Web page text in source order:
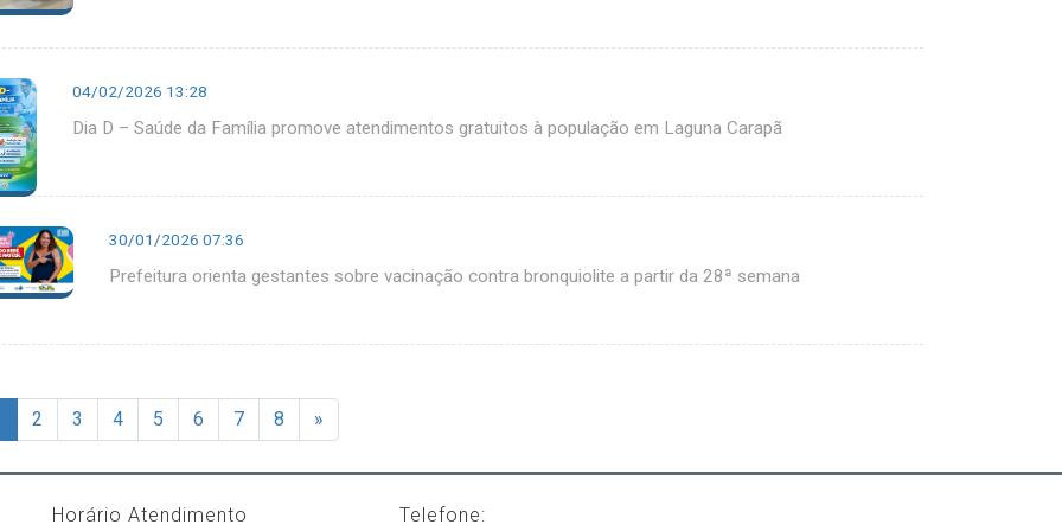
04/02/2026 13:28
Dia D – Saúde da Família promove atendimentos gratuitos à população em Laguna Carapã
30/01/2026 07:36
Prefeitura orienta gestantes sobre vacinação contra bronquiolite a partir da 28ª semana
2 3 4 5 6 7 8 »
Horário Atendimento Telefone: